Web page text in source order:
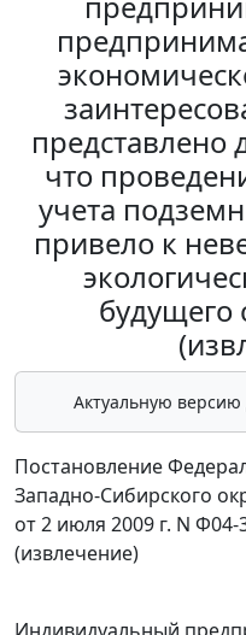
представлено
что
учета
привело к
будущего
Актуальную версию
Постановление
Западно-Сибирского
от 2 июля 2009 г. N
(извлечение)